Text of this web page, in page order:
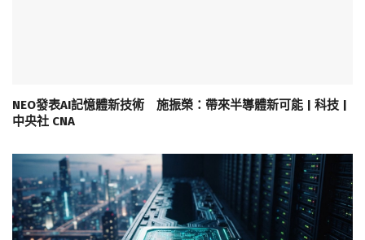
NEO發表AI記憶體新技術 施振榮：帶來半導體新可能 | 科技 |
中央社 CNA